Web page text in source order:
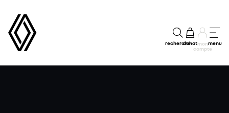
rechercheachatmon
compte
menu